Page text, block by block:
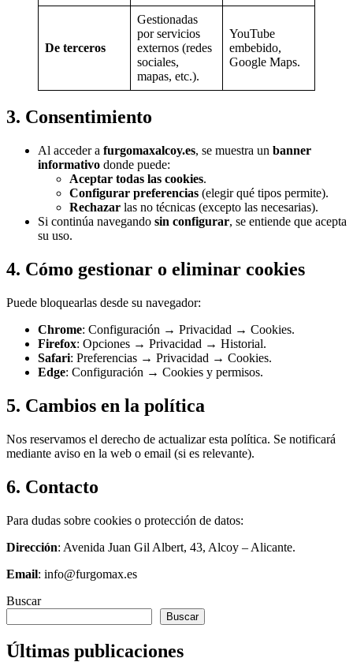
De terceros
Gestionadas
por servicios
externos (redes
sociales,
mapas, etc.).
YouTube
embebido,
Google Maps.
3. Consentimiento
Al acceder a furgomaxalcoy.es, se muestra un banner
informativo donde puede:
Aceptar todas las cookies.
Configurar preferencias (elegir qué tipos permite).
Rechazar las no técnicas (excepto las necesarias).
Si continúa navegando sin configurar, se entiende que acepta
su uso.
4. Cómo gestionar o eliminar cookies
Puede bloquearlas desde su navegador:
Chrome: Configuración → Privacidad → Cookies.
Firefox: Opciones → Privacidad → Historial.
Safari: Preferencias → Privacidad → Cookies.
Edge: Configuración → Cookies y permisos.
5. Cambios en la política
Nos reservamos el derecho de actualizar esta política. Se notificará
mediante aviso en la web o email (si es relevante).
6. Contacto
Para dudas sobre cookies o protección de datos:
Dirección: Avenida Juan Gil Albert, 43, Alcoy – Alicante.
Email: info@furgomax.es
Buscar
Buscar
Últimas publicaciones